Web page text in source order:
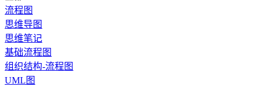
流程图
思维导图
思维笔记
基础流程图
组织结构-流程图
UML图